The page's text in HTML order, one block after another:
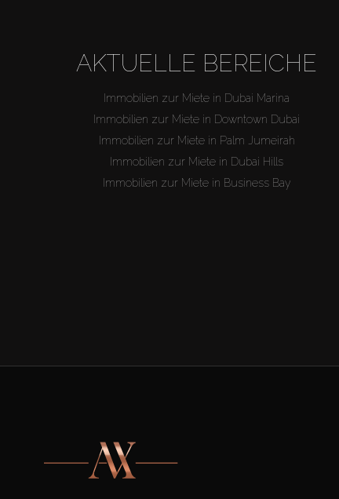
AKTUELLE BEREICHE
Immobilien zur Miete in Dubai Marina
Immobilien zur Miete in Downtown Dubai
Immobilien zur Miete in Palm Jumeirah
Immobilien zur Miete in Dubai Hills
Immobilien zur Miete in Business Bay